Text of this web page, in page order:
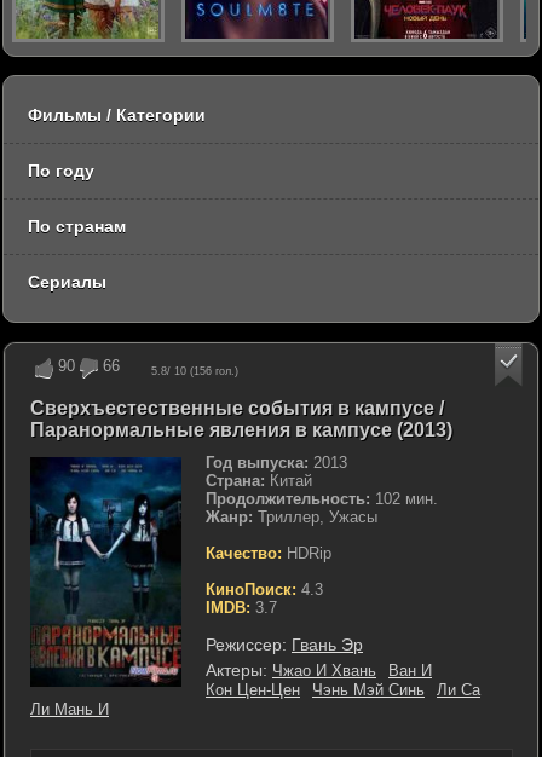
90 66 5.8/ 10 (156 гол.)
Сверхъестественные события в кампусе /
Паранормальные явления в кампусе (2013)
Год выпуска: 2013
Страна: Китай
Продолжительность: 102 мин.
Жанр: Триллер, Ужасы
Качество: HDRip
КиноПоиск: 4.3
IMDB: 3.7
Режиссер: Гвань Эр
Актеры: Чжао И Хвань
Ван И
Кон Цен-Цен
Чэнь Мэй Синь
Ли Са
Ли Мань И
Фильмы / Категории
По году
По странам
Сериалы